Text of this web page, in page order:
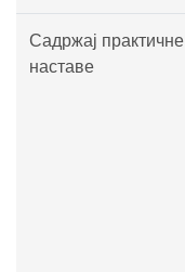
Садржај практичне
наставе